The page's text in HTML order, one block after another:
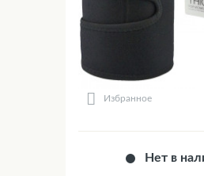
Избранное
Нет в